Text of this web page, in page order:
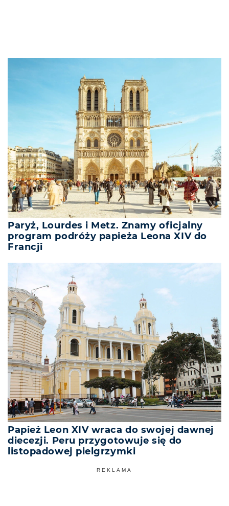
Paryż, Lourdes i Metz. Znamy oficjalny
program podróży papieża Leona XIV do
Francji
Papież Leon XIV wraca do swojej dawnej
diecezji. Peru przygotowuje się do
listopadowej pielgrzymki
REKLAMA